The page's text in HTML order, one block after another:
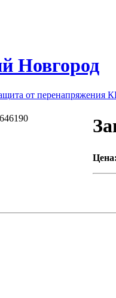
Новгород
от перенапряжения
Цена: